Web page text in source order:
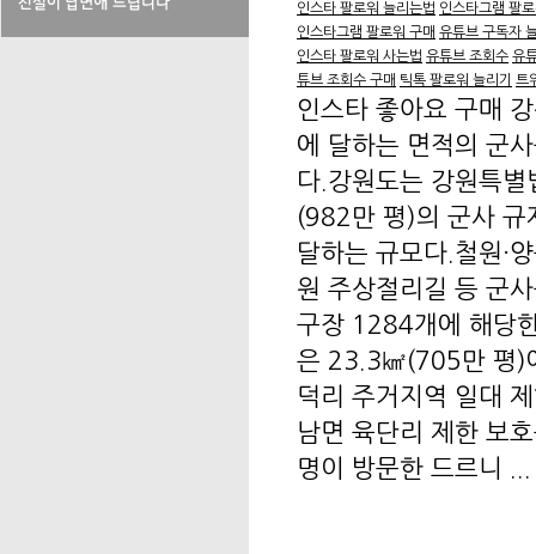
인스타 팔로워 늘리는법 인스타그램 팔
인스타그램 팔로워 구매 유튜브 구독자
인스타 팔로워 사는법 유튜브 조회수 유
튜브 조회수 구매 틱톡 팔로워 늘리기 트
인스타 좋아요 구매
에 달하는 면적의 군
다.강원도는 강원특
(982만 평)의 군사 규
달하는 규모다.철원·
원 주상절리길 등 군
구장 1284개에 해당
은 23.3㎢(705만 평)
덕리 주거지역 일대
남면 육단리 제한 보
명이 방문한 드르니 ...